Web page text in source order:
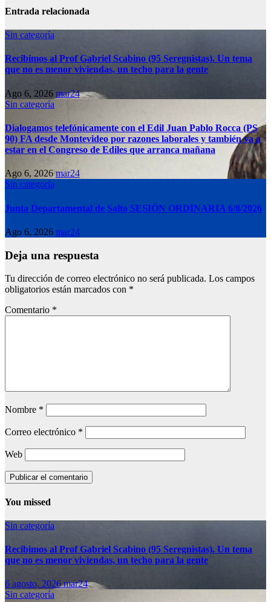
Entrada relacionada
Sin categoría
Recibimos al Prof Gabriel Scabino (95 Seregnistas). Un tema
que no es menor viviendas, un techo para la gente
Ago 6, 2026 mar24
Sin categoría
Dialogamos telefónicamente con el Edil Juan Pablo Rocca (PS
90) FA desde Montevideo por razones laborales y también va a
estar en el Congreso de Ediles que arranca mañana
Ago 6, 2026 mar24
Sin categoría
Junta Departamental de Salto SESIÓN ORDINARIA 6/8/2026
Ago 6, 2026 mar24
Deja una respuesta
Tu dirección de correo electrónico no será publicada. Los campos
obligatorios están marcados con *
Comentario *
Nombre *
Correo electrónico *
Web
You missed
Sin categoría
Recibimos al Prof Gabriel Scabino (95 Seregnistas). Un tema
que no es menor viviendas, un techo para la gente
6 agosto, 2026mar24
Sin categoría